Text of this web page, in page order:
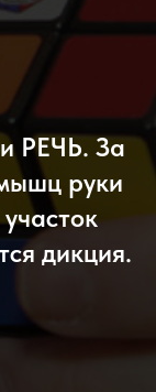
За
руки
дикция.